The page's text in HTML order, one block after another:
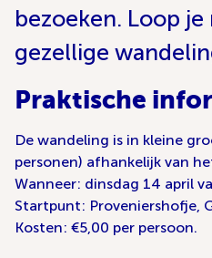
bezoeken. Loop
gezellige
Praktische
De wandeling is in kleine
personen) afhankelijk van
Wanneer: dinsdag 14 april
Startpunt: Proveniershofje,
Kosten: €5,00 per persoon.